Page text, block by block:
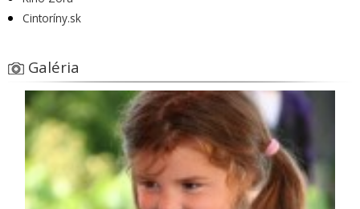
Cintoríny.sk
Galéria